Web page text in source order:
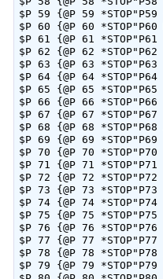
$P 59 {@P 59
$P 60 {@P 60
$P 61 {@P 61
$P 62 {@P 62
$P 63 {@P 63
$P 64 {@P 64
$P 65 {@P 65
$P 66 {@P 66
$P 67 {@P 67
$P 68 {@P 68
$P 69 {@P 69
$P 70 {@P 70
$P 71 {@P 71
$P 72 {@P 72
$P 73 {@P 73
$P 74 {@P 74
$P 75 {@P 75
$P 76 {@P 76
$P 77 {@P 77
$P 78 {@P 78
$P 79 {@P 79